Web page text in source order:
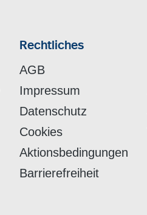
Rechtliches
AGB
Impressum
Datenschutz
Cookies
Aktionsbedingungen
Barrierefreiheit